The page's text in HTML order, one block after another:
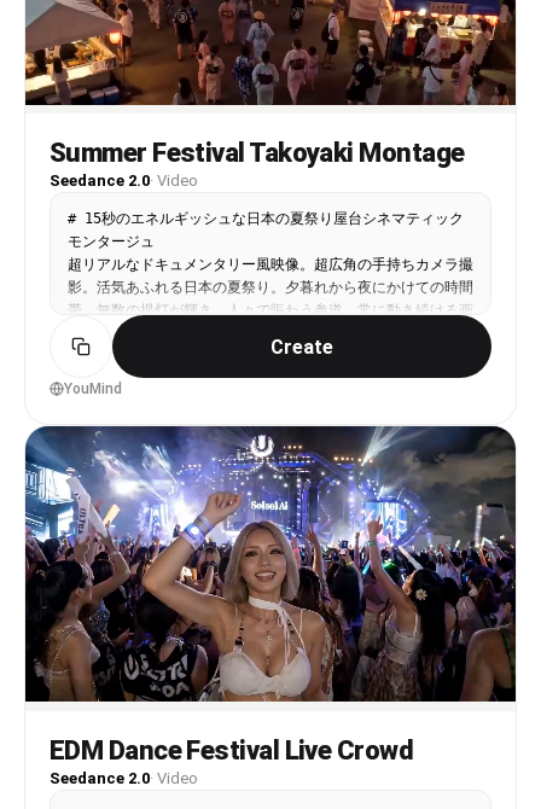
the dancing crowd. Camera captures the energy
from a low angle looking up at her against the
light show.
Audio: massive crowd cheering, bass-heavy music
music overlay.
Summer Festival Takoyaki Montage
Seedance 2.0· Video
# 15秒のエネルギッシュな日本の夏祭り屋台シネマティック
モンタージュ
超リアルなドキュメンタリー風映像。超広角の手持ちカメラ撮
影。活気あふれる日本の夏祭り。夕暮れから夜にかけての時間
帯。無数の提灯が輝き、人々で賑わう参道。常に動き続ける画
面。テンポの速い編集。本格的な調理ASMRと祭囃子が融合し
た没入感のある映像。
熟練した日本人のたこ焼き職人。
汗をにじませながら、巨大なたこ焼き鉄板の前で休むことなく
焼き続けている。
手元の動きは驚くほど速く正確。
鉄板から立ち上る湯気と香ばしい煙。
周囲にはソース、青のり、かつお節が並び、祭りの熱気に包ま
れている。
## 音楽
動画開始と同時に祭囃子が始まる。
和太鼓、笛、鐘の音がリズミカルに響く。
動画全体を通して明るく高揚感のある祭りの雰囲気が続く。
### 【00:00〜00:02】
Create
YouMind
EDM Dance Festival Live Crowd
Seedance 2.0· Video